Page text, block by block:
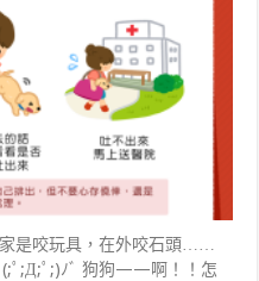
是咬玩具，在外咬石頭……
(;ﾟ;Д;ﾟ;)ﾉﾞ 狗狗——啊！！怎